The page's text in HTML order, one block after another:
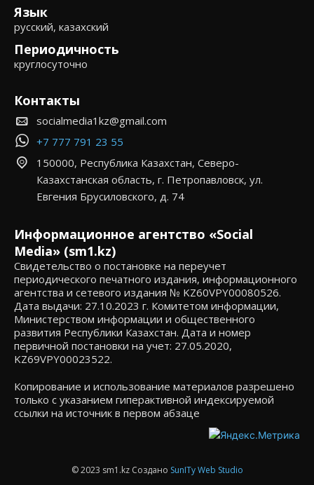
Язык
русский, казахский
Периодичность
круглосуточно
Контакты
socialmedia1kz@gmail.com
+7 777 791 23 55
150000, Республика Казахстан, Северо-
Казахстанская область, г. Петропавловск, ул.
Евгения Брусиловского, д. 74
Информационное агентство «Social
Media» (sm1.kz)
Свидетельство о постановке на переучет
периодического печатного издания, информационного
агентства и сетевого издания № KZ60VPY00080526.
Дата выдачи: 27.10.2023 г. Комитетом информации,
Министерством информации и общественного
развития Республики Казахстан. Дата и номер
первичной постановки на учет: 27.05.2020,
KZ69VPY00023522.
Копирование и использование материалов разрешено
только с указанием гиперактивной индексируемой
ссылки на источник в первом абзаце
© 2023 sm1.kz Создано SunITy Web Studio